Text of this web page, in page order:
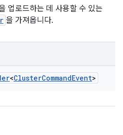
업로드하는 데 사용할 수 있는
을 가져옵니다.
<ClusterCommandEvent>